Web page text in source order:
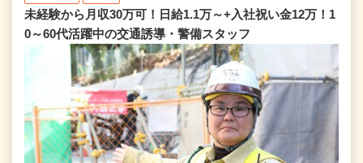
未経験から月収30万可！日給1.1万～+入社祝い金12万！1
0～60代活躍中の交通誘導・警備スタッフ